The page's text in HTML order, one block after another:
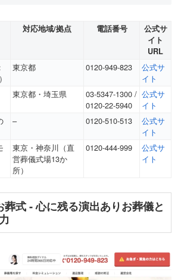
対応地域/拠点 電話番号
公式サ
イト
URL
東京都 0120-949-823
公式サ
イト
東京都・埼玉県
03-5347-1300 /
0120-22-5940
公式サ
イト
– 0120-510-513
公式サ
イト
東京・神奈川（直
営葬儀式場13か
所）
0120-444-999
公式サ
イト
式 ‐ 心に残る演出ありお葬儀と